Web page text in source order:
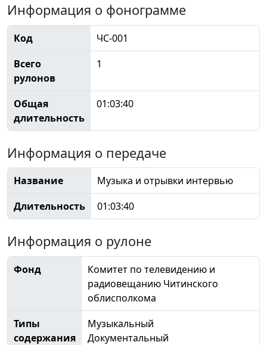
Информация о фонограмме
Код
ЧС-001
Всего
рулонов
1
Общая
длительность
01:03:40
Информация о передаче
Название
Музыка и отрывки интервью
Длительность
01:03:40
Информация о рулоне
Фонд
Комитет по телевидению и
радиовещанию Читинского
облисполкома
Типы
содержания
Музыкальный
Документальный